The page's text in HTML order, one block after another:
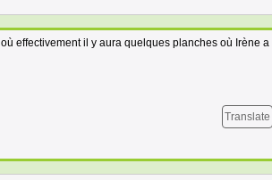
effectivement il y aura quelques planches où Irène a
Translate